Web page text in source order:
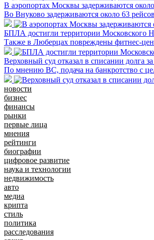
В аэропортах Москвы задерживаются
Во Внуково задерживаются около 63
БПЛА достигли территории Московского
Также в Люберцах повреждены фитнес-
Верховный суд отказал в списании долга
По мнению ВС, подача на банкротство с
новости
бизнес
финансы
рынки
первые лица
мнения
рейтинги
биографии
цифровое развитие
наука и технологии
недвижимость
авто
медиа
крипта
стиль
политика
расследования